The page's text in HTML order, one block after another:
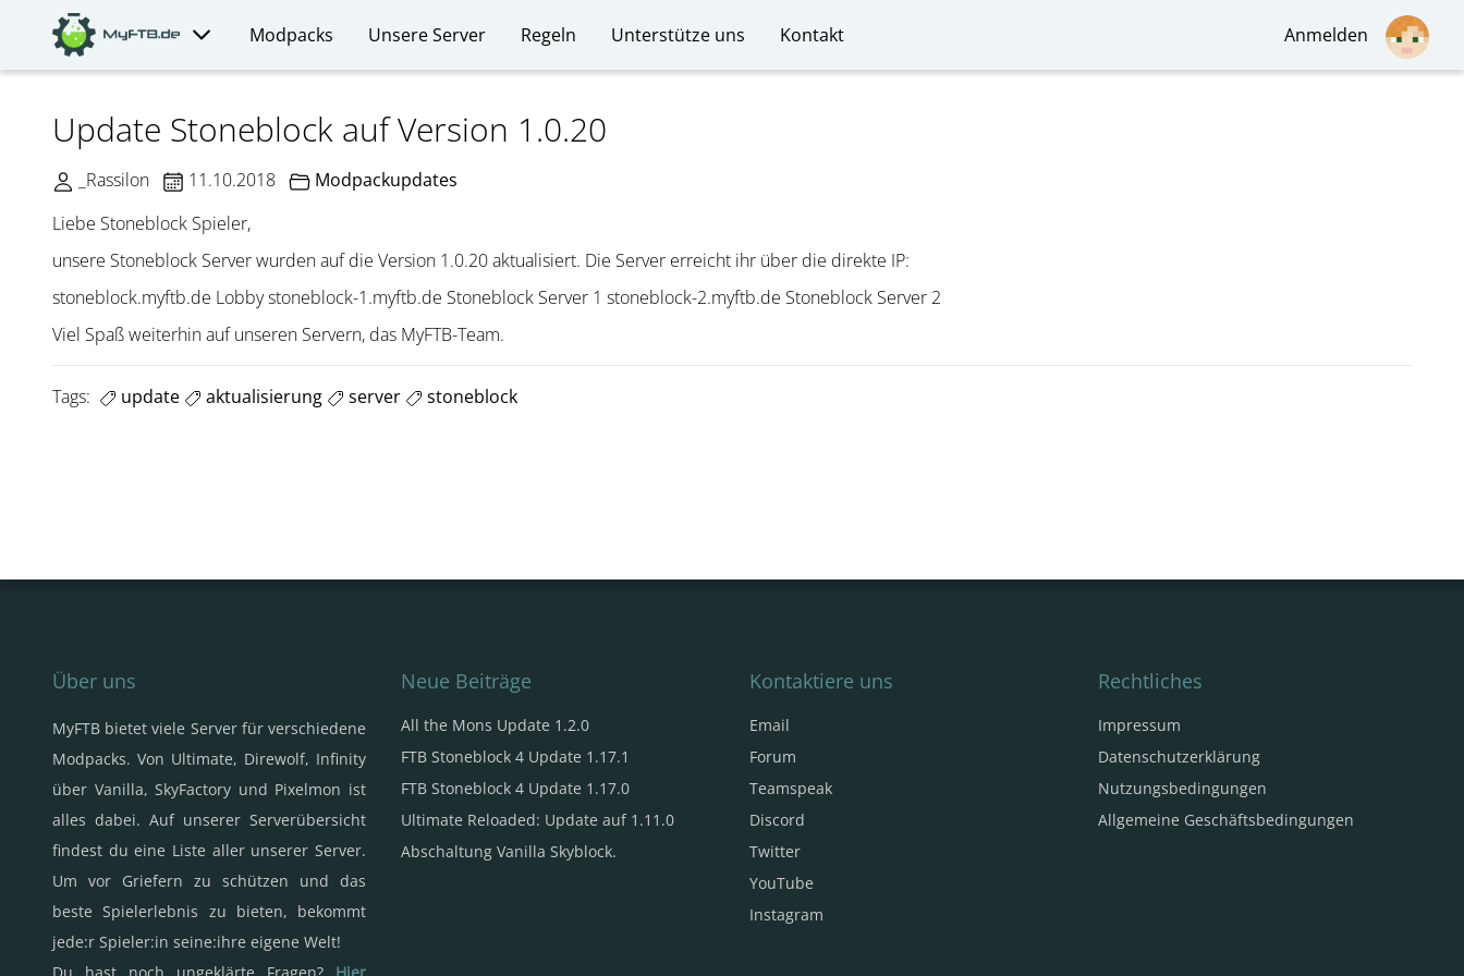
Modpacks Unsere Server Regeln Unterstütze uns Kontakt Anmelden
Update Stoneblock auf Version 1.0.20
_Rassilon 11.10.2018
Modpackupdates
Liebe Stoneblock Spieler,
unsere Stoneblock Server wurden auf die Version 1.0.20 aktualisiert. Die Server erreicht ihr über die direkte IP:
stoneblock.myftb.de Lobby stoneblock-1.myftb.de Stoneblock Server 1 stoneblock-2.myftb.de Stoneblock Server 2
Viel Spaß weiterhin auf unseren Servern, das MyFTB-Team.
Tags: update aktualisierung server stoneblock
Über uns
MyFTB bietet viele Server für verschiedene
Modpacks. Von Ultimate, Direwolf, Infinity
über Vanilla, SkyFactory und Pixelmon ist
alles dabei. Auf unserer Serverübersicht
findest du eine Liste aller unserer Server.
Um vor Griefern zu schützen und das
beste Spielerlebnis zu bieten, bekommt
jede:r Spieler:in seine:ihre eigene Welt!
Neue Beiträge
All the Mons Update 1.2.0
FTB Stoneblock 4 Update 1.17.1
FTB Stoneblock 4 Update 1.17.0
Ultimate Reloaded: Update auf 1.11.0
Abschaltung Vanilla Skyblock.
Kontaktiere uns
Email
Forum
Teamspeak
Discord
Twitter
YouTube
Instagram
Rechtliches
Impressum
Datenschutzerklärung
Nutzungsbedingungen
Allgemeine Geschäftsbedingungen